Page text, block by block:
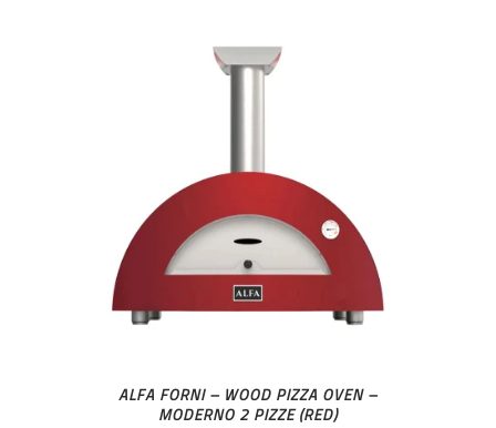
ALFA FORNI – WOOD PIZZA OVEN –
MODERNO 2 PIZZE (RED)